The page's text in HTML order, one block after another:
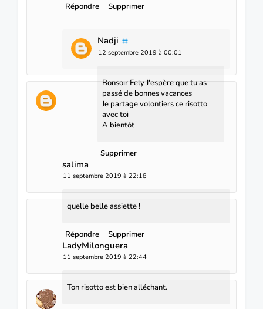
Répondre Supprimer
Nadji
12 septembre 2019 à 00:01
Bonsoir Fely J'espère que tu as
passé de bonnes vacances
Je partage volontiers ce risotto
avec toi
A bientôt
Supprimer
salima
11 septembre 2019 à 22:18
quelle belle assiette !
Répondre Supprimer
LadyMilonguera
11 septembre 2019 à 22:44
Ton risotto est bien alléchant.